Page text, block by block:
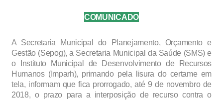
COMUNICADO
A Secretaria Municipal do Planejamento, Orçamento e
Gestão (Sepog), a Secretaria Municipal da Saúde (SMS) e
o Instituto Municipal de Desenvolvimento de Recursos
Humanos (Imparh), primando pela lisura do certame em
tela, informam que fica prorrogado, até 9 de novembro de
2018, o prazo para a interposição de recurso contra o